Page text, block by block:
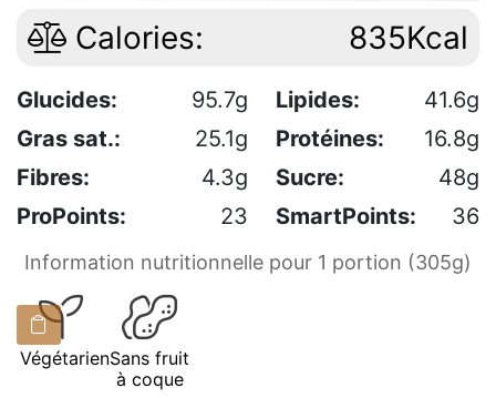
Calories: 835Kcal
Glucides: 95.7g Lipides:
41.6g
Gras sat.:
25.1g Protéines:
16.8g
Fibres:
4.3g Sucre:
48g
ProPoints:
23 SmartPoints: 36
Information nutritionnelle pour 1 portion (305g)
VégétarienSans fruit
à coque